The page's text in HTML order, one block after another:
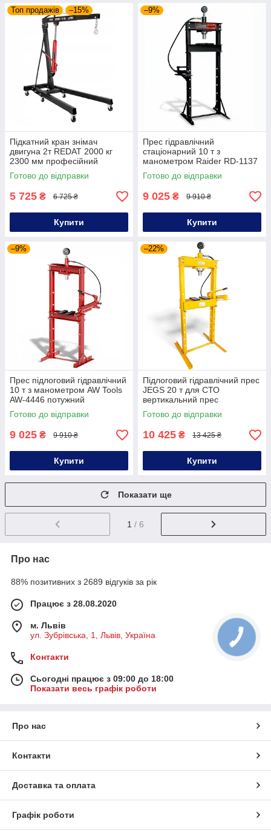
Топ продажів –15%
Підкатний кран знімач
двигуна 2т REDAT 2000 кг
2300 мм професійний
гідравлічний кран
гідравлічний підіймач двигуна
Готово до відправки
5 725 ₴ 6 725 ₴
Купити
–9%
Прес гідравлічний
стаціонарний 10 т з
манометром Raider RD-1137
80–920 мм гідравлічний прес
для автомайстерні
Готово до відправки
9 025 ₴ 9 910 ₴
Купити
–9%
Прес підлоговий гідравлічний
10 т з манометром AW Tools
AW-4446 потужний
гідравлічний прес для СТО
Готово до відправки
9 025 ₴ 9 910 ₴
Купити
–22%
Підлоговий гідравлічний прес
JEGS 20 т для СТО
вертикальний прес
підлоговий гідравлічний для
ремонту металу
Готово до відправки
10 425 ₴ 13 425 ₴
Купити
Показати ще
1 / 6
Про нас
88% позитивних з 2689 відгуків за рік
Працює з 28.08.2020
м. Львів
ул. Зубрівська, 1, Львів, Україна
Контакти
Сьогодні працює з 09:00 до 18:00
Показати весь графік роботи
Про нас
Контакти
Доставка та оплата
Графік роботи